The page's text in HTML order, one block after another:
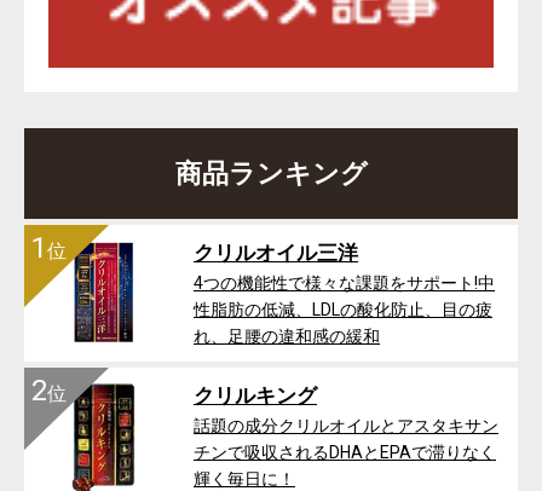
商品ランキング
1 位 クリルオイル三洋
4つの機能性で様々な課題をサポート!中
性脂肪の低減、LDLの酸化防止、目の疲
れ、足腰の違和感の緩和
2位 クリルキング
話題の成分クリルオイルとアスタキサン
チンで吸収されるDHAとEPAで滞りなく
輝く毎日に！